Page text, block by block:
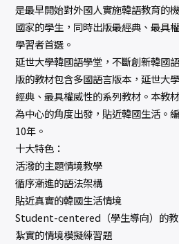
是最早開始對外國人實施韓語教育的
國家的學生，同時出版最經典、最具
學習者首選。
延世大學韓國語學堂，不斷創新韓國
版的教材包含多國語言版本，延世大
經典、最具權威性的系列教材。本教
為中心的角度出發，貼近韓國生活。
10年。
十大特色：
活潑的主題情境教學
循序漸進的語法架構
貼近真實的韓國生活情境
Student-centered（學生導向）的
紮實的情境模擬練習題